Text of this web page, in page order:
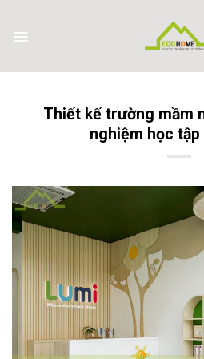
content
Thiết kế trường mầm
nghiệm học